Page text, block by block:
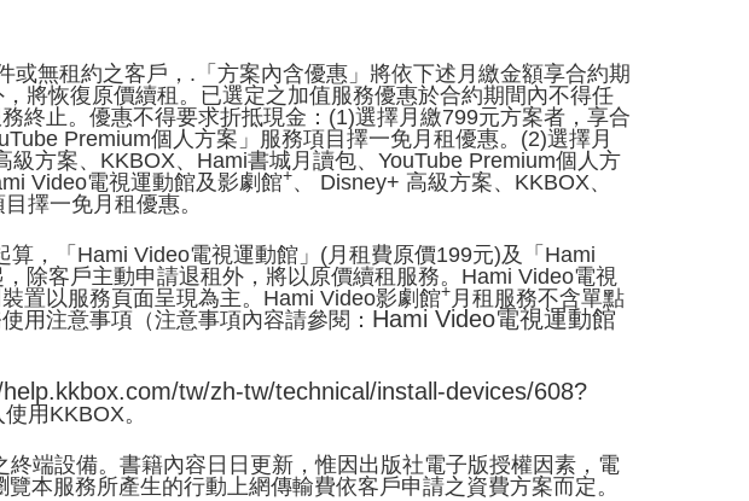
無租約之客戶，.「方案內含優惠」將依下述月繳金額享合約期
將恢復原價續租。已選定之加值服務優惠於合約期間內不得任
終止。優惠不得要求折抵現金：(1)選擇月繳799元方案者，享合
Premium個人方案」服務項目擇一免月租優惠。(2)選擇月
級方案、KKBOX、Hami書城月讀包、YouTube Premium個人方
Video電視運動館及影劇館+、 Disney+ 高級方案、KKBOX、
擇一免月租優惠。
算，「Hami Video電視運動館」(月租費原價199元)及「Hami
除客戶主動申請退租外，將以原價續租服務。Hami Video電視
置以服務頁面呈現為主。Hami Video影劇館+ 月租服務不含單點
用注意事項（注意事項內容請參閱： Hami Video電視運動館
tw/zh-tw/technical/install-devices/608?
用KKBOX。
端設備。書籍內容日日更新，惟因出版社電子版授權因素，電
本服務所產生的行動上網傳輸費依客戶申請之資費方案而定。